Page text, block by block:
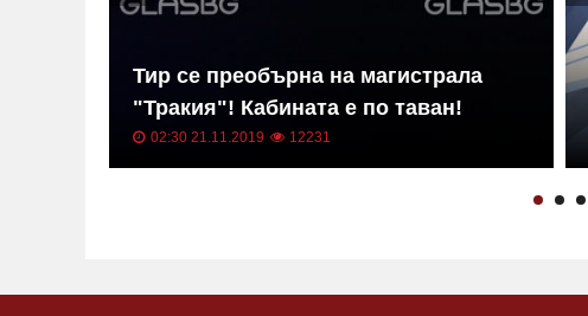
Тир се преобърна на магистрала
"Тракия"! Кабината е по таван!
02:30 21.11.2019 12231